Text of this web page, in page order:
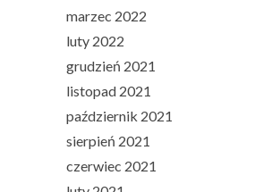
marzec 2022
luty 2022
grudzień 2021
listopad 2021
październik 2021
sierpień 2021
czerwiec 2021